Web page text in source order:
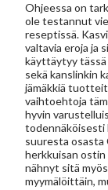
Ohjeessa on
ole testannut
reseptissä.
valtavia eroja ja
käyttäytyy tässä
sekä kanslinkin
jämäkkiä
vaihtoehtoja
hyvin
todennäköisesti
suuresta osasta
herkkuisan
nähnyt sitä
myymälöittäin,